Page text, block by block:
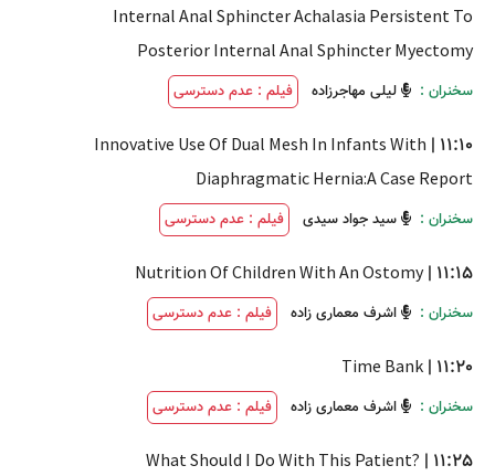
Internal Anal Sphincter Achalasia Persistent To
Posterior Internal Anal Sphincter Myectomy
سخنران :
لیلی مهاجرزاده فیلم : عدم دسترسی
11:10
|
Innovative Use Of Dual Mesh In Infants With
Diaphragmatic Hernia:A Case Report
سخنران :
سید جواد سیدی فیلم : عدم دسترسی
11:15
|
Nutrition Of Children With An Ostomy
سخنران :
اشرف معماری زاده فیلم : عدم دسترسی
11:20
|
Time Bank
سخنران :
اشرف معماری زاده فیلم : عدم دسترسی
11:25
|
What Should I Do With This Patient?